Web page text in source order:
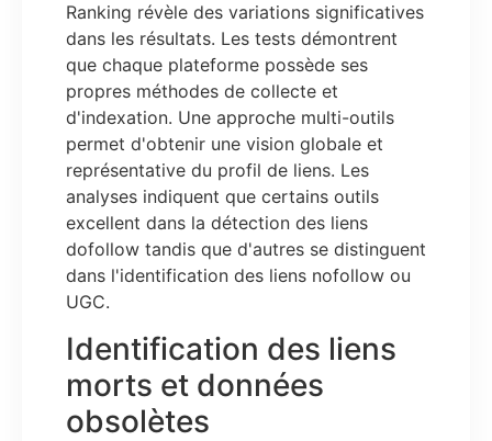
Ranking révèle des variations significatives
dans les résultats. Les tests démontrent
que chaque plateforme possède ses
propres méthodes de collecte et
d'indexation. Une approche multi-outils
permet d'obtenir une vision globale et
représentative du profil de liens. Les
analyses indiquent que certains outils
excellent dans la détection des liens
dofollow tandis que d'autres se distinguent
dans l'identification des liens nofollow ou
UGC.
Identification des liens
morts et données
obsolètes